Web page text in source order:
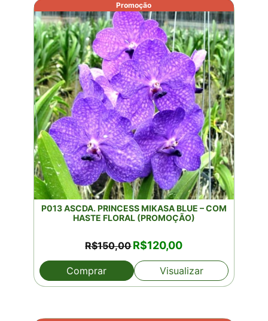
Promoção
P013 ASCDA. PRINCESS MIKASA BLUE – COM
HASTE FLORAL (PROMOÇÃO)
R$150,00 O
preço
original
era:
R$150,00.
R$120,00O
atual
é:
R$120,00.
Comprar Visualizar